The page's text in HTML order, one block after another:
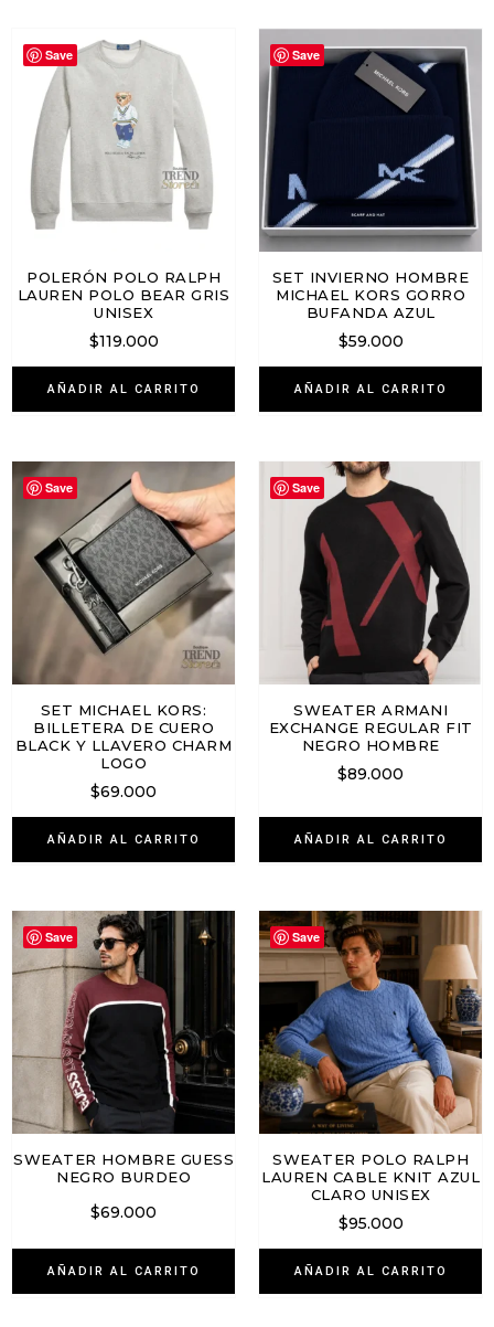
Save
POLERÓN POLO RALPH
LAUREN POLO BEAR GRIS
UNISEX
$119.000
AÑADIR AL CARRITO
Save
SET INVIERNO HOMBRE
MICHAEL KORS GORRO
BUFANDA AZUL
$59.000
AÑADIR AL CARRITO
Save
SET MICHAEL KORS:
BILLETERA DE CUERO
BLACK Y LLAVERO CHARM
LOGO
$69.000
AÑADIR AL CARRITO
Save
SWEATER ARMANI
EXCHANGE REGULAR FIT
NEGRO HOMBRE
$89.000
AÑADIR AL CARRITO
Save
SWEATER HOMBRE GUESS
NEGRO BURDEO
$69.000
AÑADIR AL CARRITO
Save
SWEATER POLO RALPH
LAUREN CABLE KNIT AZUL
CLARO UNISEX
$95.000
AÑADIR AL CARRITO